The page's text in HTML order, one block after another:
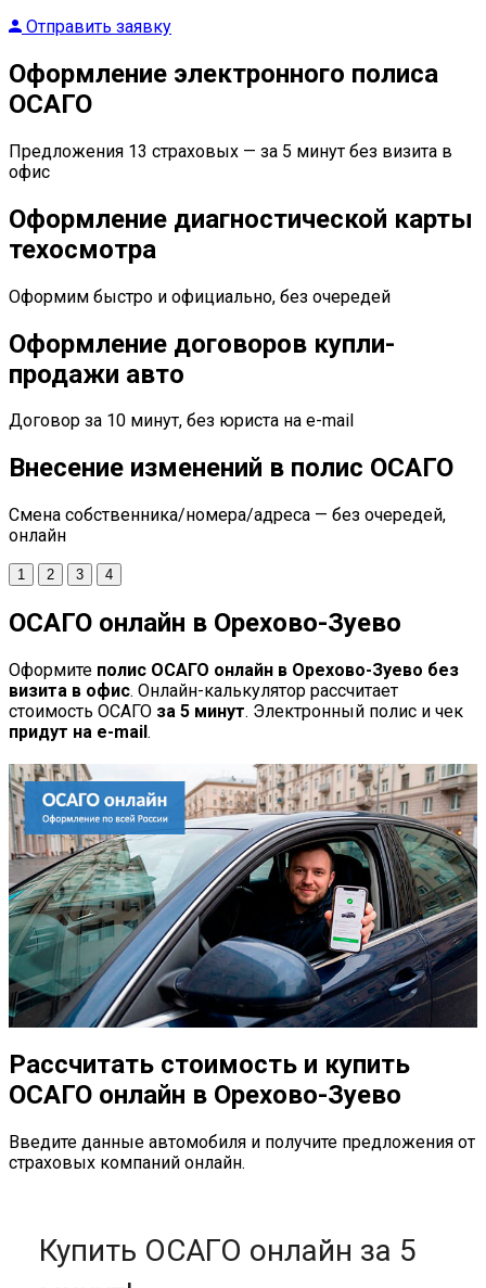
Отправить заявку
Оформление электронного полиса
ОСАГО
Предложения 13 страховых — за 5 минут без визита в
офис
Оформление диагностической карты
техосмотра
Оформим быстро и официально, без очередей
Оформление договоров купли-
продажи авто
Договор за 10 минут, без юриста на e-mail
Внесение изменений в полис ОСАГО
Смена собственника/номера/адреса — без очередей,
онлайн
1 2 3 4
ОСАГО онлайн в Орехово-Зуево
Оформите полис ОСАГО онлайн в Орехово-Зуево без
визита в офис. Онлайн-калькулятор рассчитает
стоимость ОСАГО за 5 минут. Электронный полис и чек
придут на e-mail.
Рассчитать стоимость и купить
ОСАГО онлайн в Орехово-Зуево
Введите данные автомобиля и получите предложения от
страховых компаний онлайн.